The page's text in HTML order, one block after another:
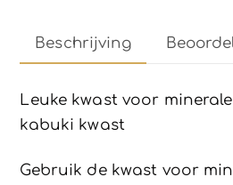
Beschrijving
Leuke kwast voor
kabuki kwast
Gebruik de kwast voor